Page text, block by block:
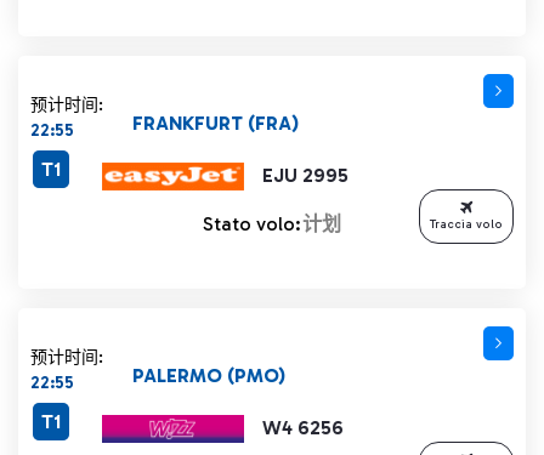
预计时间:
22:55
EJU 2995
FRANKFURT (FRA)
T1
Stato volo:计划 Traccia volo
预计时间:
22:55
W4 6256
PALERMO (PMO)
T1